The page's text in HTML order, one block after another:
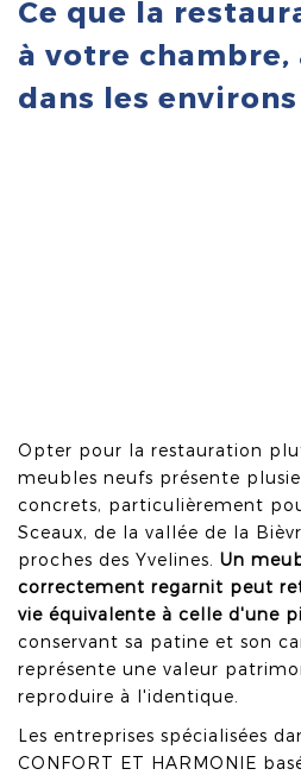
Ce que la
à votre chambre,
dans les environs
Opter pour la restauration
meubles neufs présente
concrets, particulièrement
Sceaux, de la vallée de la
proches des Yvelines. Un
correctement regarnit peut
vie équivalente à celle d'une
conservant sa patine et son
représente une valeur
reproduire à l'identique.
Les entreprises spécialisées
CONFORT ET HARMONIE